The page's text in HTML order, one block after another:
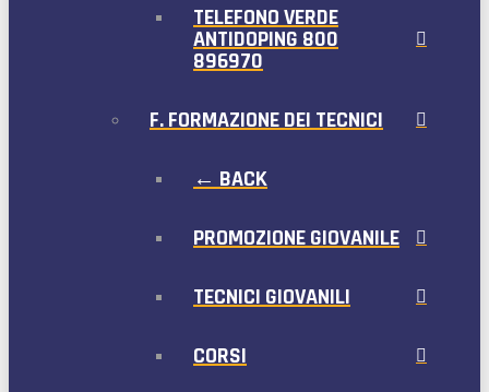
TELEFONO VERDE
ANTIDOPING 800
896970
F. FORMAZIONE DEI TECNICI
← BACK
PROMOZIONE GIOVANILE
TECNICI GIOVANILI
CORSI